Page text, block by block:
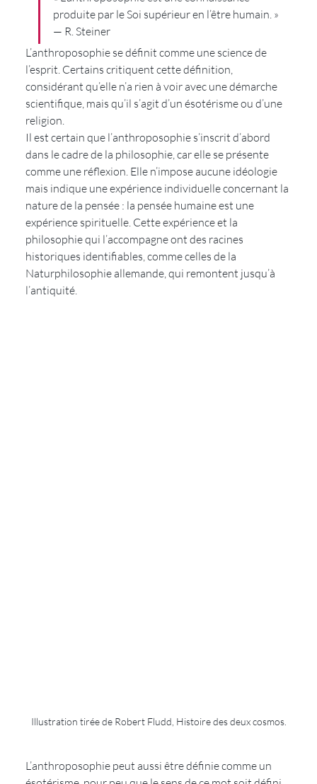
produite par le Soi supérieur en l’être humain. »
— R. Steiner
L’anthroposophie se définit comme une science de
l’esprit. Certains critiquent cette définition,
considérant qu’elle n’a rien à voir avec une démarche
scientifique, mais qu’il s’agit d’un ésotérisme ou d’une
religion.
Il est certain que l’anthroposophie s’inscrit d’abord
dans le cadre de la philosophie, car elle se présente
comme une réflexion. Elle n’impose aucune idéologie
mais indique une expérience individuelle concernant la
nature de la pensée : la pensée humaine est une
expérience spirituelle. Cette expérience et la
philosophie qui l’accompagne ont des racines
historiques identifiables, comme celles de la
Naturphilosophie allemande, qui remontent jusqu’à
l’antiquité.
Illustration tirée de Robert Fludd, Histoire des deux cosmos.
L’anthroposophie peut aussi être définie comme un